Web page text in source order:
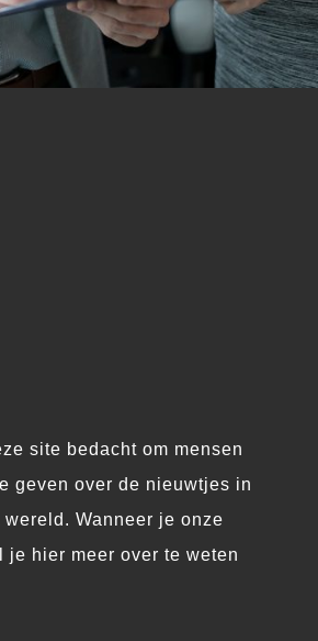
site bedacht om mensen
geven over de nieuwtjes in
Wanneer je onze
je hier meer over te weten